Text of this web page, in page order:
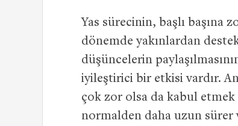
Yas sürecinin, başlı başına
dönemde yakınlardan
düşüncelerin
iyileştirici bir etkisi vardır.
çok zor olsa da kabul
normalden daha uzun sürer